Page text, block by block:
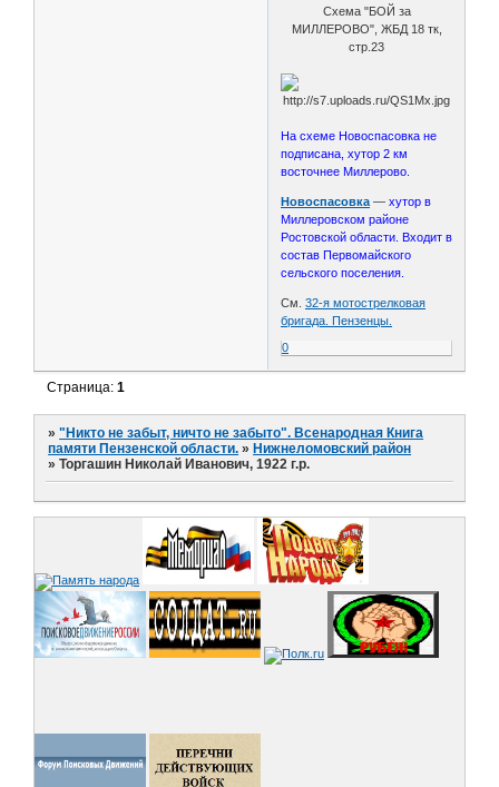
Схема "БОЙ за
МИЛЛЕРОВО", ЖБД 18 тк,
стр.23
На схеме Новоспасовка не
подписана, хутор 2 км
восточнее Миллерово.
Новоспасовка —хутор в
Миллеровском районе
Ростовской области. Входит в
состав Первомайского
сельского поселения.
См.32-я мотострелковая
бригада. Пензенцы.
0
Страница:1
»"Никто не забыт, ничто не забыто". Всенародная Книга
памяти Пензенской области. » Нижнеломовский район
»Торгашин Николай Иванович, 1922 г.р.